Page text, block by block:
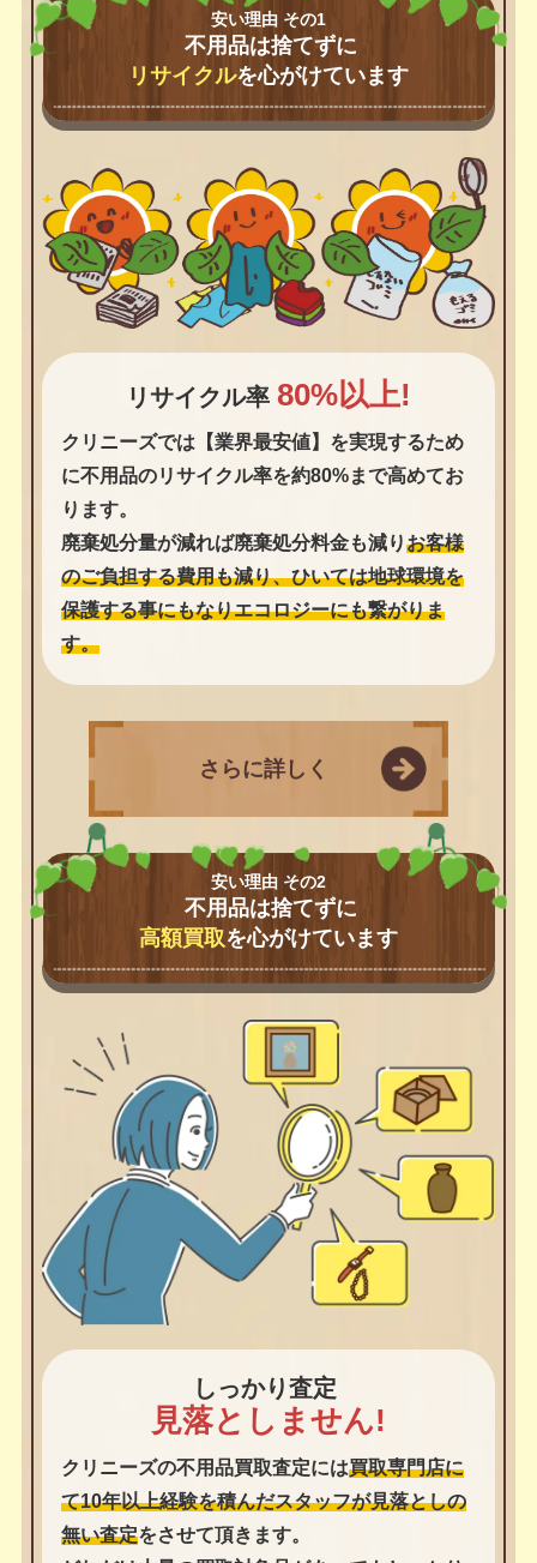
安い理由 その1
不用品は捨てずに
リサイクルを心がけています
リサイクル率 80%以上!
クリニーズでは【業界最安値】を実現するため
に不用品のリサイクル率を約80%まで高めてお
ります。
廃棄処分量が減れば廃棄処分料金も減りお客様
のご負担する費用も減り、ひいては地球環境を
保護する事にもなりエコロジーにも繋がりま
す。
さらに詳しく
安い理由 その2
不用品は捨てずに
高額買取を心がけています
しっかり査定
見落としません!
クリニーズの不用品買取査定には買取専門店に
て10年以上経験を積んだスタッフが見落としの
無い査定をさせて頂きます。